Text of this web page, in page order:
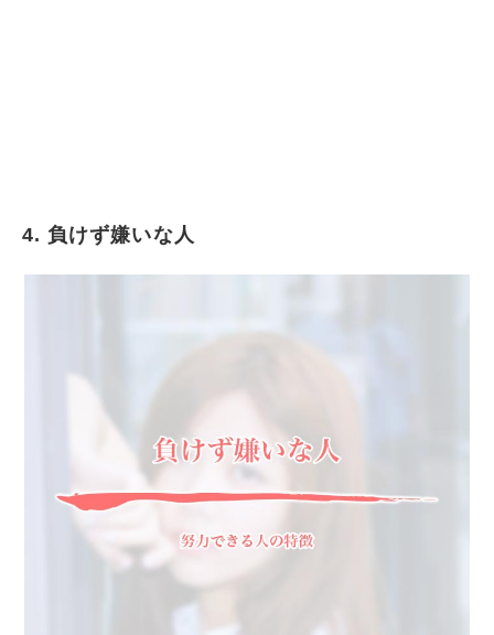
4. 負けず嫌いな人